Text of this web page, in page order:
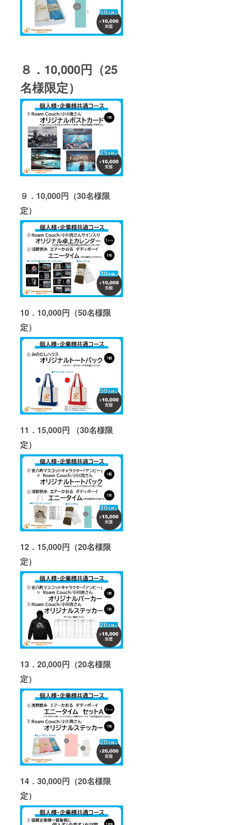
８．10,000円（25
名様限定）
９．10,000円（30名様限
定）
10．10,000円（50名様限
定）
11．15,000円 （30名様限
定）
12．15,000円（20名様限
定）
13．20,000円（20名様限
定）
14．30,000円（20名様限
定）